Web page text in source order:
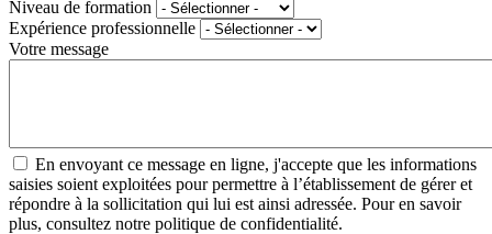
Niveau de formation
Expérience professionnelle
Votre message
En envoyant ce message en ligne, j'accepte que les informations
saisies soient exploitées pour permettre à l’établissement de gérer et
répondre à la sollicitation qui lui est ainsi adressée. Pour en savoir
plus, consultez notre politique de confidentialité.